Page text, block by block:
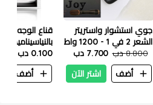
جوي استشوار واستريتر
الشعر 2 في 1 - 1200 واط
8.800 دب
7.700 دب
أضف
اشتر الآن
قناع الوجه
بالنياسيناميد
25 مل
0.100 دب
أضف